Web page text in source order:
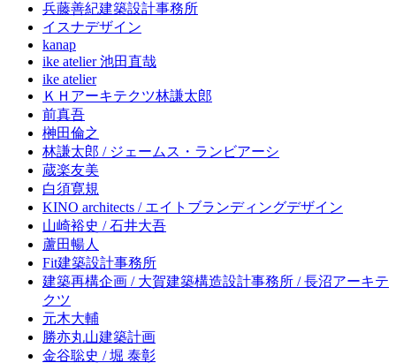
兵藤善紀建築設計事務所
イスナデザイン
kanap
ike atelier 池田直哉
ike atelier
ＫＨアーキテクツ林謙太郎
前真吾
榊田倫之
林謙太郎 / ジェームス・ランビアーシ
蔵楽友美
白須寛規
KINO architects / エイトブランディングデザイン
山崎裕史 / 石井大吾
蘆田暢人
Fit建築設計事務所
建築再構企画 / 大賀建築構造設計事務所 / 長沼アーキテ
クツ
元木大輔
勝亦丸山建築計画
金谷聡史 / 堀 泰彰